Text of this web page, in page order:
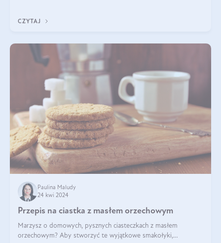
CZYTAJ
Paulina Maludy
24 kwi 2024
Przepis na ciastka z masłem orzechowym
Marzysz o domowych, pysznych ciasteczkach z masłem
orzechowym? Aby stworzyć te wyjątkowe smakołyki,